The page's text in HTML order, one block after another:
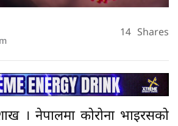
14 Shares
। नेपालमा कोरोना भाइरसको